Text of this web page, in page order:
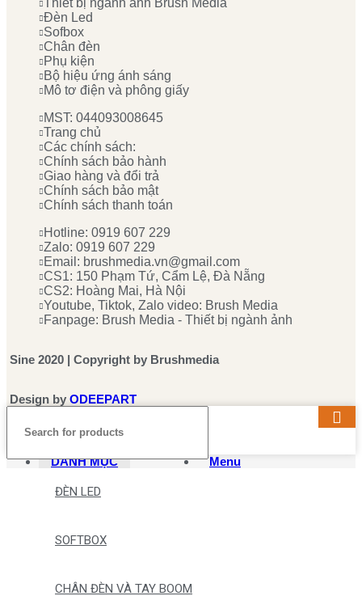
Thiết bị ngành ảnh Brush Media
Đèn Led
Sofbox
Chân đèn
Phụ kiện
Bộ hiệu ứng ánh sáng
Mô tơ điện và phông giấy
MST: 044093008645
Trang chủ
Các chính sách:
Chính sách bảo hành
Giao hàng và đổi trả
Chính sách bảo mật
Chính sách thanh toán
Hotline: 0919 607 229
Zalo: 0919 607 229
Email: brushmedia.vn@gmail.com
CS1: 150 Phạm Tứ, Cẩm Lệ, Đà Nẵng
CS2: Hoàng Mai, Hà Nội
Youtube, Tiktok, Zalo video: Brush Media
Fanpage: Brush Media - Thiết bị ngành ảnh
Sine 2020 | Copyright by Brushmedia
Design by ODEEPART
Menu
DANH MỤC
ĐÈN LED
SOFTBOX
CHÂN ĐÈN VÀ TAY BOOM